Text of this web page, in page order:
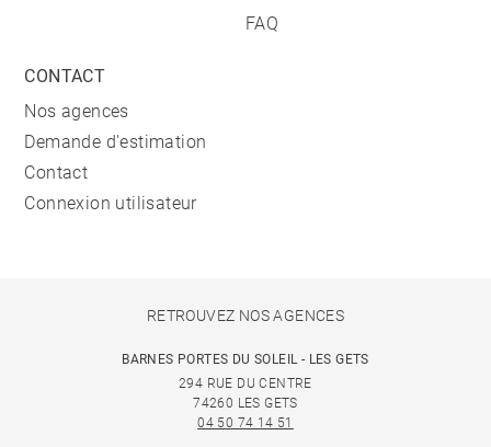
FAQ
CONTACT
Nos agences
Demande d'estimation
Contact
Connexion utilisateur
RETROUVEZ NOS AGENCES
BARNES PORTES DU SOLEIL - LES GETS
294 RUE DU CENTRE
74260 LES GETS
04 50 74 14 51